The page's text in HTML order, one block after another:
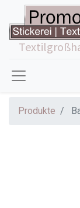
Produkte